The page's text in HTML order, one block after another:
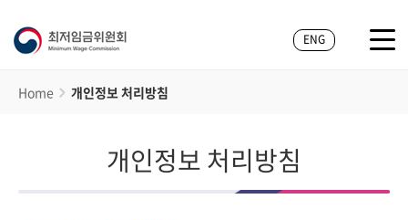
ENG
Home 개인정보 처리방침
개인정보 처리방침